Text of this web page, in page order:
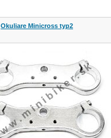
Okuliare Minicross typ2